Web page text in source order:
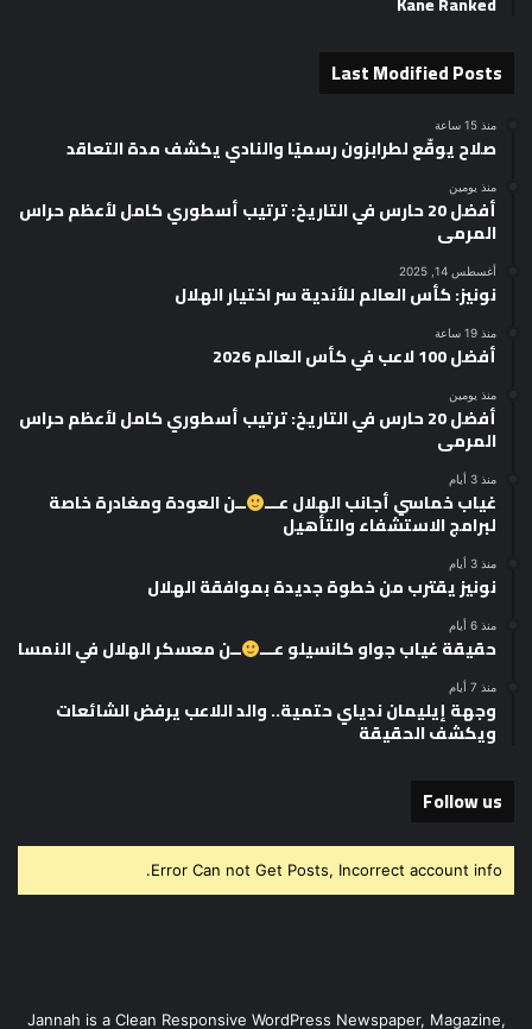
Last Modified Posts
منذ 15 ساعة
صلاح يوقّع لطرابزون رسميًا والنادي يكشف مدة التعاقد
منذ يومين
أفضل 20 حارس في التاريخ: ترتيب أسطوري كامل لأعظم حراس
المرمى
أغسطس 14, 2025
نونيز: كأس العالم للأندية سر اختيار الهلال
منذ 19 ساعة
أفضل 100 لاعب في كأس العالم 2026
منذ يومين
أفضل 20 حارس في التاريخ: ترتيب أسطوري كامل لأعظم حراس
المرمى
منذ 3 أيام
غياب خماسي أجانب الهلال عـــ ــن العودة ومغادرة خاصة
لبرامج الاستشفاء والتأهيل
منذ 3 أيام
نونيز يقترب من خطوة جديدة بموافقة الهلال
منذ 6 أيام
حقيقة غياب جواو كانسيلو عـــ ــن معسكر الهلال في النمسا
منذ 7 أيام
وجهة إيليمان ندياي حتمية.. والد اللاعب يرفض الشائعات
ويكشف الحقيقة
Follow us
Error Can not Get Posts, Incorrect account info.
Jannah is a Clean Responsive WordPress Newspaper, Magazine,